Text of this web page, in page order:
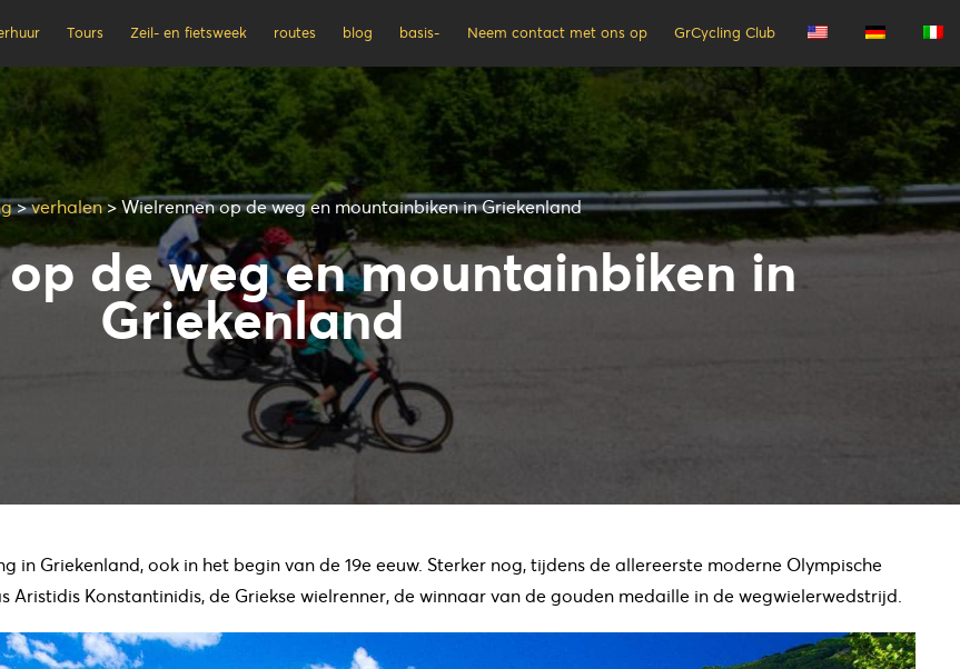
Tours Zeil- en fietsweek routes blog basis- Neem contact met ons op GrCycling Club
>verhalen> Wielrennen op de weg en mountainbiken in Griekenland
de weg en mountainbiken in
Griekenland
in Griekenland, ook in het begin van de 19e eeuw. Sterker nog, tijdens de allereerste moderne Olympische
Aristidis Konstantinidis, de Griekse wielrenner, de winnaar van de gouden medaille in de wegwielerwedstrijd.